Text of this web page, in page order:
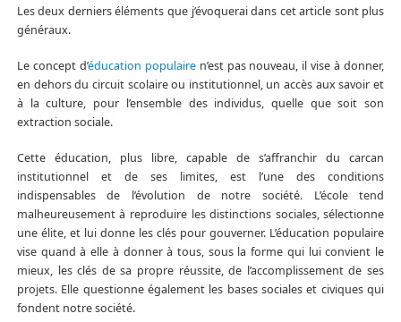
Les deux derniers éléments que j’évoquerai dans cet article sont plus
généraux.
Le concept d’éducation populairen’est pas nouveau, il vise à donner,
en dehors du circuit scolaire ou institutionnel, un accès aux savoir et
à la culture, pour l’ensemble des individus, quelle que soit son
extraction sociale.
Cette éducation, plus libre, capable de s’affranchir du carcan
institutionnel et de ses limites, est l’une des conditions
indispensables de l’évolution de notre société. L’école tend
malheureusement à reproduire les distinctions sociales, sélectionne
une élite, et lui donne les clés pour gouverner. L’éducation populaire
vise quand à elle à donner à tous, sous la forme qui lui convient le
mieux, les clés de sa propre réussite, de l’accomplissement de ses
projets. Elle questionne également les bases sociales et civiques qui
fondent notre société.